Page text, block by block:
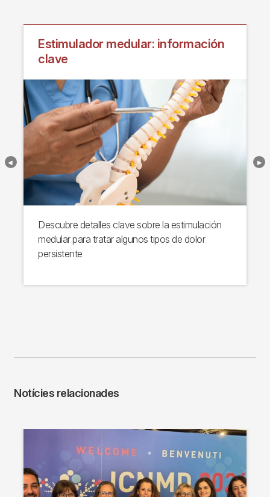
Estimulador medular: información
clave
Descubre detalles clave sobre la estimulación
medular para tratar algunos tipos de dolor
persistente
Notícies relacionades